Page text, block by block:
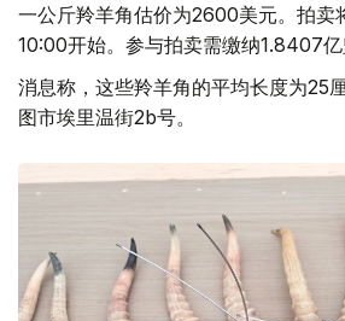
一公斤羚羊角估价为2600美元。拍卖
10:00开始。参与拍卖需缴纳1.8407亿
消息称，这些羚羊角的平均长度为25
图市埃里温街2b号。